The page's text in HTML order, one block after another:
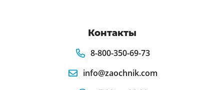
Контакты
8-800-350-69-73
info@zaochnik.com